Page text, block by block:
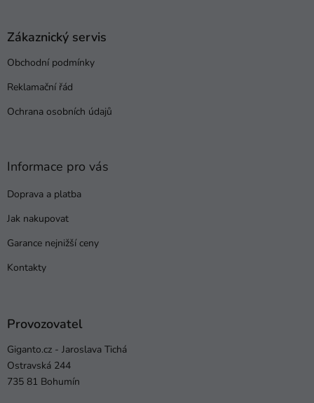
Zákaznický servis
Obchodní podmínky
Reklamační řád
Ochrana osobních údajů
Informace pro vás
Doprava a platba
Jak nakupovat
Garance nejnižší ceny
Kontakty
Provozovatel
Giganto.cz - Jaroslava Tichá
Ostravská 244
735 81 Bohumín